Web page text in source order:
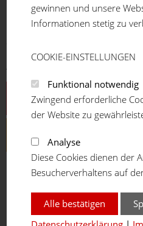
SYSTEME
Zubehör
Werkzeughalter
Aluprofilsystem
ECO-Rohr
Rohrverbinder
Kunststoffelemente
Rollenschienen
Rollenschienenverbinder
gewinnen und unsere
Informationen stetig zu
COOKIE-EINSTELLUNGEN
Funktional notwendig
Zwingend erforderliche
der Website zu
Analyse
Diese Cookies dienen der
Besucherverhaltens auf
Alle bestätigen